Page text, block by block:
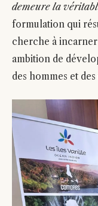
demeure la
formulation qui
cherche à
ambition de
des hommes et